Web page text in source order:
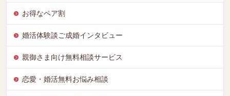
お得なペア割
婚活体験談ご成婚インタビュー
親御さま向け無料相談サービス
恋愛・婚活無料お悩み相談